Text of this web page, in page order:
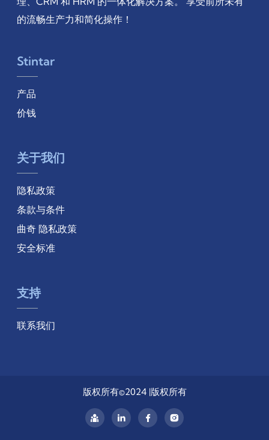
的流畅生产力和简化操作！
Stintar
产品
价钱
关于我们
隐私政策
条款与条件
曲奇 隐私政策
安全标准
支持
联系我们
版权所有©2024 |版权所有